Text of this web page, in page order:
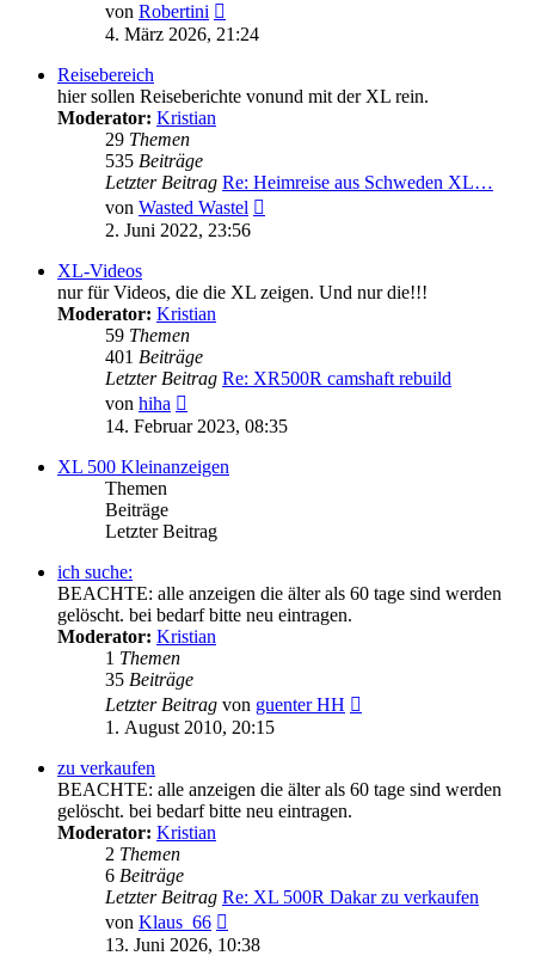
von Robertini
Beitrag
4. März 2026, 21:24
Reisebereich
hier sollen Reiseberichte vonund mit der XL rein.
Moderator: Kristian
29 Themen
535 Beiträge
Letzter Beitrag Re: Heimreise aus Schweden XL…
von Wasted Wastel
2. Juni 2022, 23:56
XL-Videos
nur für Videos, die die XL zeigen. Und nur die!!!
Moderator: Kristian
59 Themen
401 Beiträge
Letzter Beitrag Re: XR500R camshaft rebuild
von hiha
Beitrag
14. Februar 2023, 08:35
XL 500 Kleinanzeigen
Themen
Beiträge
Letzter Beitrag
ich suche:
BEACHTE: alle anzeigen die älter als 60 tage sind werden
gelöscht. bei bedarf bitte neu eintragen.
Moderator: Kristian
1 Themen
35 Beiträge
Letzter Beitrag von guenter HH
1. August 2010, 20:15
zu verkaufen
BEACHTE: alle anzeigen die älter als 60 tage sind werden
gelöscht. bei bedarf bitte neu eintragen.
Moderator: Kristian
2 Themen
6 Beiträge
Letzter Beitrag Re: XL 500R Dakar zu verkaufen
von Klaus_66
Beitrag
13. Juni 2026, 10:38